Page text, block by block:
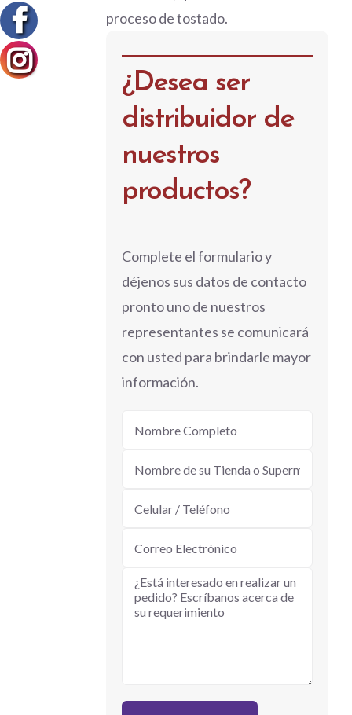
proceso de tostado.
¿Desea ser
distribuidor de
nuestros
productos?
Complete el formulario y
déjenos sus datos de contacto
pronto uno de nuestros
representantes se comunicará
con usted para brindarle mayor
información.